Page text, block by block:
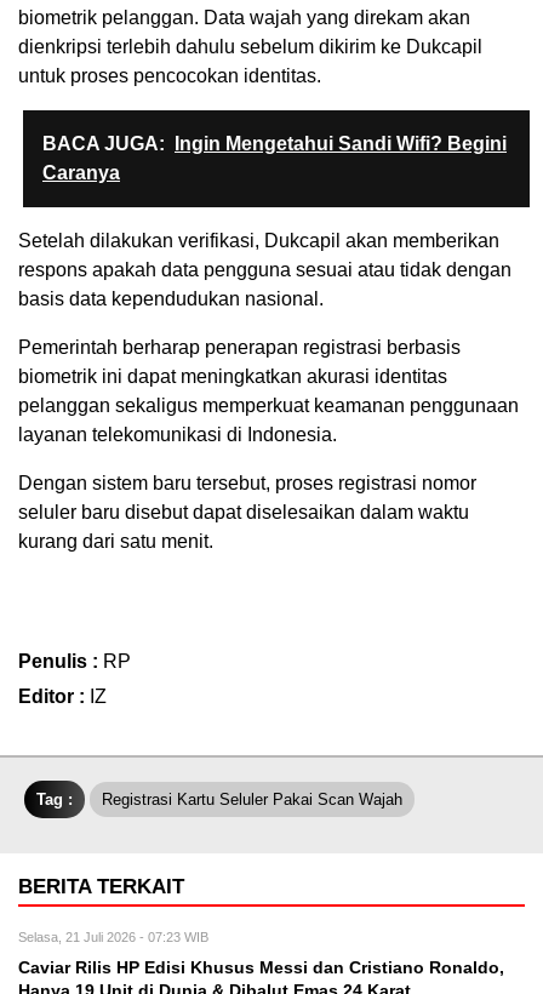
biometrik pelanggan. Data wajah yang direkam akan
dienkripsi terlebih dahulu sebelum dikirim ke Dukcapil
untuk proses pencocokan identitas.
BACA JUGA:
Ingin Mengetahui Sandi Wifi? Begini
Caranya
Setelah dilakukan verifikasi, Dukcapil akan memberikan
respons apakah data pengguna sesuai atau tidak dengan
basis data kependudukan nasional.
Pemerintah berharap penerapan registrasi berbasis
biometrik ini dapat meningkatkan akurasi identitas
pelanggan sekaligus memperkuat keamanan penggunaan
layanan telekomunikasi di Indonesia.
Dengan sistem baru tersebut, proses registrasi nomor
seluler baru disebut dapat diselesaikan dalam waktu
kurang dari satu menit.
Penulis : RP
Editor : IZ
Tag : Registrasi Kartu Seluler Pakai Scan Wajah
BERITA TERKAIT
Selasa, 21 Juli 2026 - 07:23 WIB
Caviar Rilis HP Edisi Khusus Messi dan Cristiano Ronaldo,